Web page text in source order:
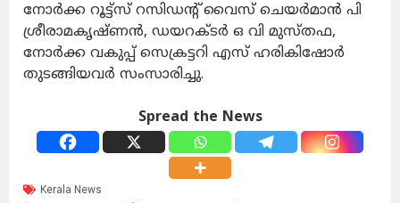
നോർക്ക റൂട്ട്സ് റസിഡൻ്റ് വൈസ് ചെയർമാൻ പി
ശ്രീരാമകൃഷ്ണൻ, ഡയറക്ടർ ഒ വി മുസ്തഫ,
നോർക്ക വകുപ്പ് സെക്രട്ടറി എസ് ഹരികിഷോർ
തുടങ്ങിയവർ സംസാരിച്ചു.
Spread the News
Kerala News